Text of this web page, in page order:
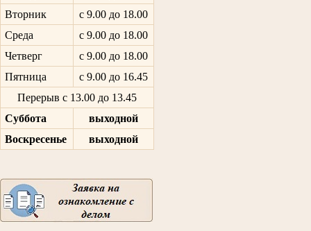
Вторник
с 9.00 до 18.00
Среда
с 9.00 до 18.00
Четверг
с 9.00 до 18.00
Пятница
с 9.00 до 16.45
Перерыв с 13.00 до 13.45
Суббота
выходной
Воскресенье
выходной